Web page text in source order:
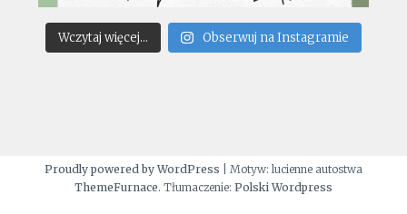
Wczytaj więcej... Obserwuj na Instagramie
Proudly powered by WordPress
Motyw: lucienne autostwa
ThemeFurnace. Tłumaczenie: Polski Wordpress